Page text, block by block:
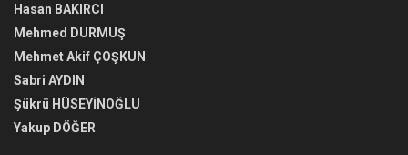
Hasan BAKIRCI
Mehmed DURMUŞ
Mehmet Akif ÇOŞKUN
Sabri AYDIN
Şükrü HÜSEYİNOĞLU
Yakup DÖĞER